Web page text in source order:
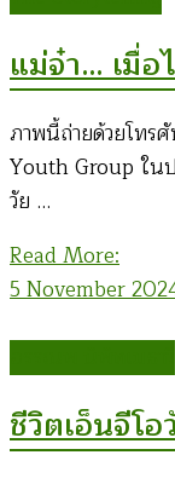
แม่จ๋า… เมื่อ
ภาพนี้ถ่ายด้วยโทร
Youth Group ใน
วัย …
Read More:
5 November
ชีวิตเอ็นจีโอ